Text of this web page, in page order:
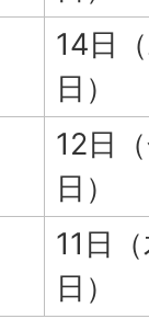
14日
日）
12日
日）
11日
日）